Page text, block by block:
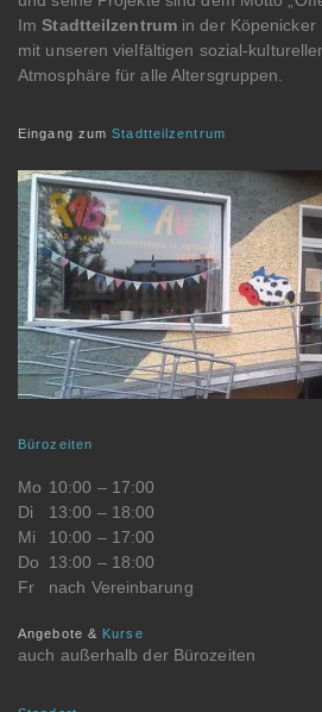
ImStadtteilzentrumin der Köpenicker
mit unseren vielfältigen sozial-
Atmosphäre für alle Altersgruppen.
Eingang zumStadtteilzentrum
Bürozeiten
Mo 10:00 – 17:00
Di
13:00 – 18:00
Mi
10:00 – 17:00
Do
13:00 – 18:00
Fr
nach Vereinbarung
Angebote & Kurse
auch außerhalb der Bürozeiten